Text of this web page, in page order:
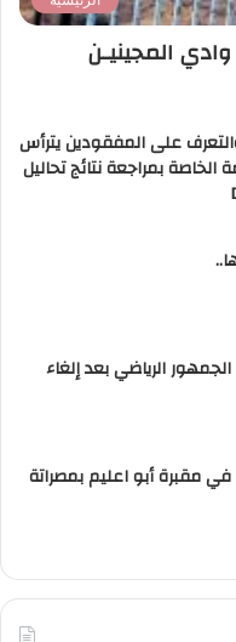
المجينيـن
على المفقودين يترأس
الخاصة بمراجعة نتائج تحاليل
الجمهور الرياضي بعد إلغاء
في مقبرة أبو اعليم بمصراتة